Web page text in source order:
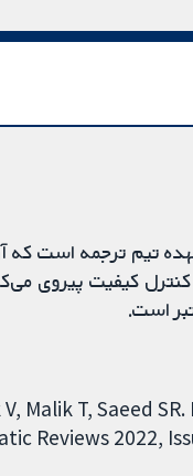
تیم ترجمه است که
کیفیت پیروی
است.
V, Malik T, Saeed
Reviews 2022,